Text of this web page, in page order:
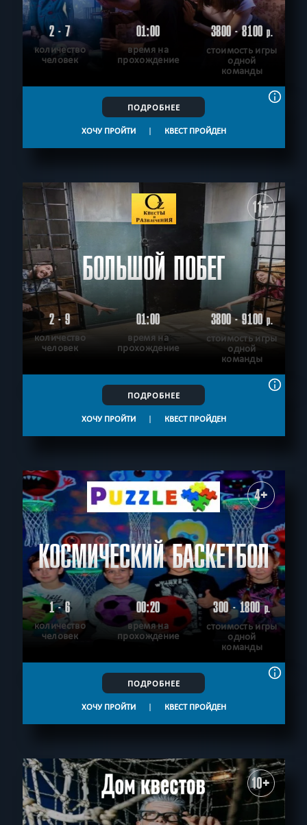
2 - 7
количество
человек
01:00
время на
прохождение
3800 - 8100р.
стоимость игры
одной
команды
ПОДРОБНЕЕ
ХОЧУ ПРОЙТИ | КВЕСТ ПРОЙДЕН
11+
БОЛЬШОЙ ПОБЕГ
2 - 9
количество
человек
01:00
время на
прохождение
3800 - 9100р.
стоимость игры
одной
команды
ПОДРОБНЕЕ
ХОЧУ ПРОЙТИ | КВЕСТ ПРОЙДЕН
4+
КОСМИЧЕСКИЙ БАСКЕТБОЛ
1 - 6
количество
человек
00:20
время на
прохождение
300 - 1800р.
стоимость игры
одной
команды
ПОДРОБНЕЕ
ХОЧУ ПРОЙТИ | КВЕСТ ПРОЙДЕН
10+